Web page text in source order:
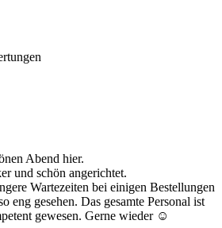
Abend hier.
und schön angerichtet.
Wartezeiten bei einigen Bestellungen
eng gesehen. Das gesamte Personal ist
gewesen. Gerne wieder ☺️